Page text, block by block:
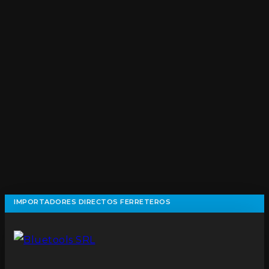
IMPORTADORES DIRECTOS FERRETEROS